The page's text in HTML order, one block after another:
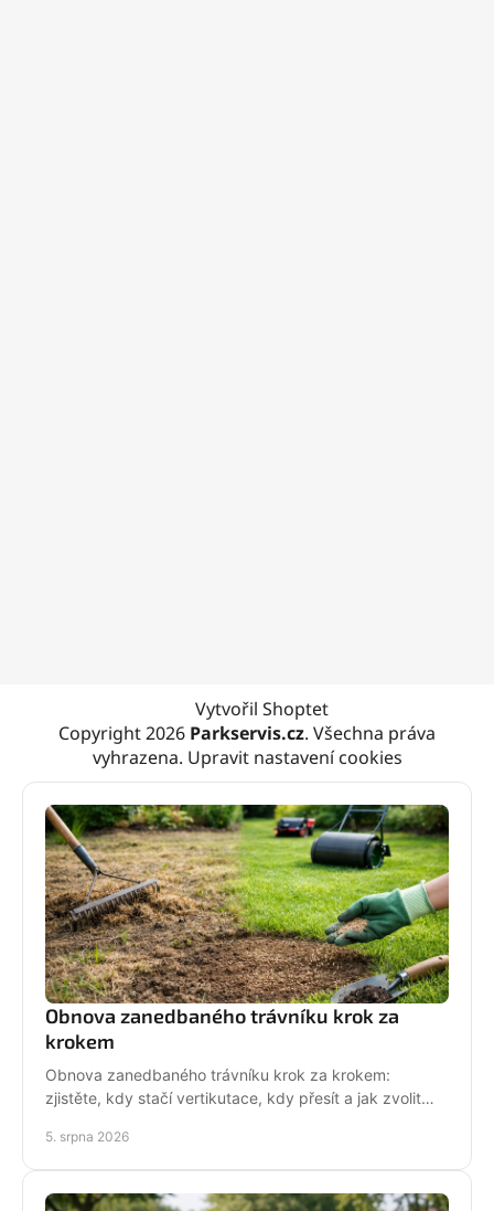
Vytvořil Shoptet
Copyright 2026 Parkservis.cz. Všechna práva
vyhrazena. Upravit nastavení cookies
Obnova zanedbaného trávníku krok za
krokem
Obnova zanedbaného trávníku krok za krokem:
zjistěte, kdy stačí vertikutace, kdy přesít a jak zvolit
chyb
5. srpna 2026